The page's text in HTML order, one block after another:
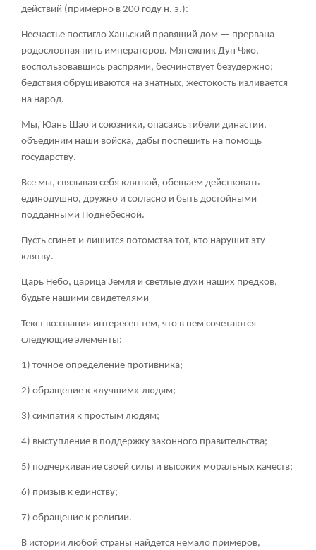
действий (примерно в 200 году н. э.):
Несчастье постигло Ханьский правящий дом — прервана
родословная нить императоров. Мятежник Дун Чжо,
воспользовавшись распрями, бесчинствует безудержно;
бедствия обрушиваются на знатных, жестокость изливается
на народ.
Мы, Юань Шао и союзники, опасаясь гибели династии,
объединим наши войска, дабы поспешить на помощь
государству.
Все мы, связывая себя клятвой, обещаем действовать
единодушно, дружно и согласно и быть достойными
подданными Поднебесной.
Пусть сгинет и лишится потомства тот, кто нарушит эту
клятву.
Царь Небо, царица Земля и светлые духи наших предков,
будьте нашими свидетелями
Текст воззвания интересен тем, что в нем сочетаются
следующие элементы:
1) точное определение противника;
2) обращение к «лучшим» людям;
3) симпатия к простым людям;
4) выступление в поддержку законного правительства;
5) подчеркивание своей силы и высоких моральных качеств;
6) призыв к единству;
7) обращение к религии.
В истории любой страны найдется немало примеров,